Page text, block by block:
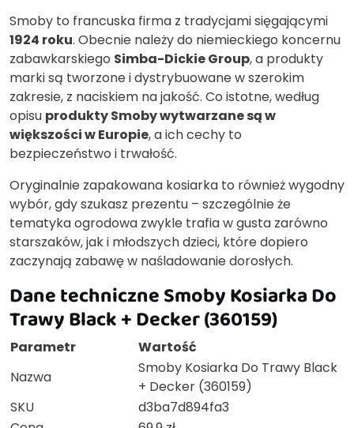
Smoby to francuska firma z tradycjami sięgającymi
1924 roku. Obecnie należy do niemieckiego koncernu
zabawkarskiego Simba-Dickie Group, a produkty
marki są tworzone i dystrybuowane w szerokim
zakresie, z naciskiem na jakość. Co istotne, według
opisu produkty Smoby wytwarzane są w
większości w Europie, a ich cechy to
bezpieczeństwo i trwałość.
Oryginalnie zapakowana kosiarka to również wygodny
wybór, gdy szukasz prezentu – szczególnie że
tematyka ogrodowa zwykle trafia w gusta zarówno
starszaków, jak i młodszych dzieci, które dopiero
zaczynają zabawę w naśladowanie dorosłych.
Dane techniczne Smoby Kosiarka Do
Trawy Black + Decker (360159)
Parametr
Wartość
Nazwa
Smoby Kosiarka Do Trawy Black
+ Decker (360159)
SKU
d3ba7d894fa3